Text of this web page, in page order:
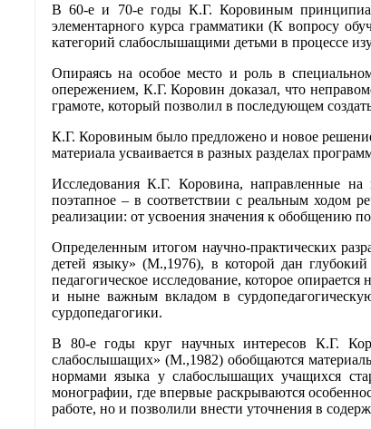
В 60-е и 70-е годы К.Г. Коровиным
элементарного курса грамматики (К вопросу
категорий слабослышащими детьми в процессе
Опираясь на особое место и роль в
опережением, К.Г. Коровин доказал, что
грамоте, который позволил в последующем
К.Г. Коровиным было предложено и новое решение
материала усваивается в разных разделах
Исследования К.Г. Коровина, направленные на
поэтапное – в соответствии с реальным ходом
реализации: от усвоения значения к обобщению
Определенным итогом научно-практических
детей языку» (М.,1976), в которой дан
педагогическое исследование, которое
и ныне важным вкладом в
сурдопедагогики.
В 80-е годы круг научных интересов К.Г.
слабослышащих» (М.,1982) обобщаются материалы
нормами языка у слабослышащих учащихся
монографии, где впервые раскрываются
работе, но и позволили внести уточнения в